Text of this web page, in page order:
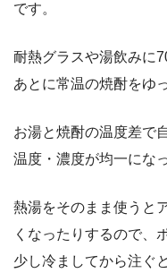
です。
耐熱グラスや湯飲みに
あとに常温の焼酎をゆ
お湯と焼酎の温度差で
温度・濃度が均一にな
熱湯をそのまま使うと
くなったりするので、
少し冷ましてから注ぐ